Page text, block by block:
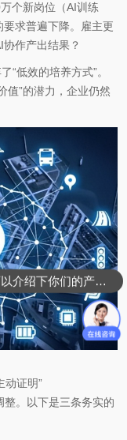
个新岗位（AI训练
求普遍下降。雇主更
作产出结果？
“低效的培养方式”。
值”的潜力，企业仍然
动证明”
。以下是三条务实的
可以介绍下你们的产品么